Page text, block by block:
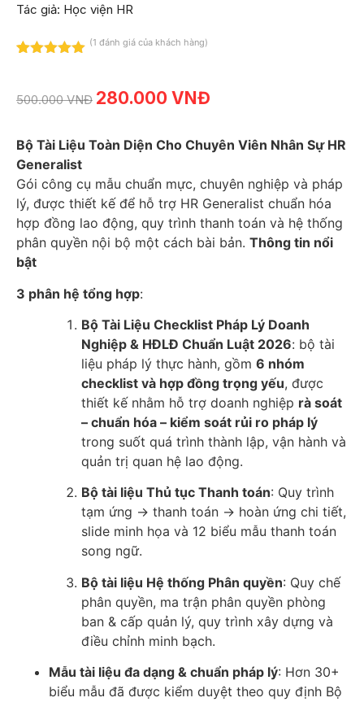
Tác giả: Học viện HR
(1 đánh giá của khách hàng)
500.000VNĐ 280.000 VNĐ
Bộ Tài Liệu Toàn Diện Cho Chuyên Viên Nhân Sự HR
Generalist
Gói công cụ mẫu chuẩn mực, chuyên nghiệp và pháp
lý, được thiết kế để hỗ trợ HR Generalist chuẩn hóa
hợp đồng lao động, quy trình thanh toán và hệ thống
phân quyền nội bộ một cách bài bản. Thông tin nổi
bật
3 phân hệ tổng hợp:
Bộ Tài Liệu Checklist Pháp Lý Doanh
Nghiệp & HĐLĐ Chuẩn Luật 2026: bộ tài
liệu pháp lý thực hành, gồm 6 nhóm
checklist và hợp đồng trọng yếu, được
thiết kế nhằm hỗ trợ doanh nghiệp rà soát
– chuẩn hóa – kiểm soát rủi ro pháp lý
trong suốt quá trình thành lập, vận hành và
quản trị quan hệ lao động.
Bộ tài liệu Thủ tục Thanh toán: Quy trình
tạm ứng → thanh toán → hoàn ứng chi tiết,
slide minh họa và 12 biểu mẫu thanh toán
song ngữ.
Bộ tài liệu Hệ thống Phân quyền: Quy chế
phân quyền, ma trận phân quyền phòng
ban & cấp quản lý, quy trình xây dựng và
điều chỉnh minh bạch.
Mẫu tài liệu đa dạng & chuẩn pháp lý: Hơn 30+
biểu mẫu đã được kiểm duyệt theo quy định Bộ